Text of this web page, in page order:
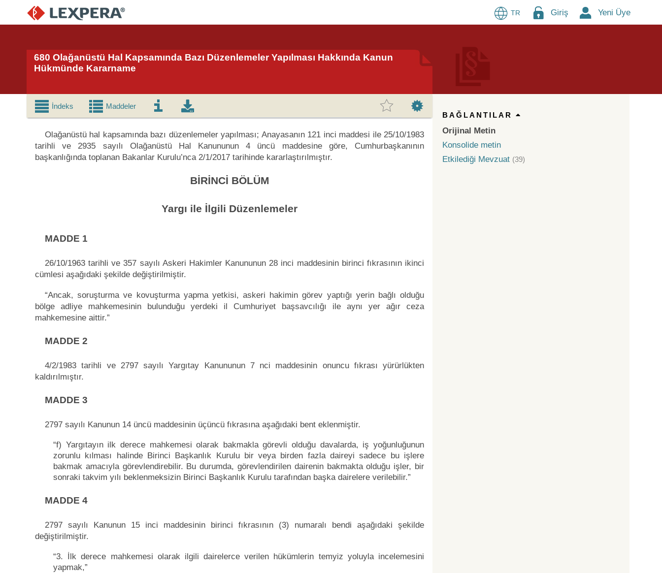
TR Giriş Yeni Üye
680 Olağanüstü Hal Kapsamında Bazı Düzenlemeler Yapılması Hakkında Kanun
Hükmünde Kararname
İndeks Maddeler
Olağanüstü hal kapsamında bazı düzenlemeler yapılması; Anayasanın 121 inci maddesi ile 25/10/1983
tarihli ve 2935 sayılı Olağanüstü Hal Kanununun 4 üncü maddesine göre, Cumhurbaşkanının
başkanlığında toplanan Bakanlar Kurulu’nca 2/1/2017 tarihinde kararlaştırılmıştır.
BİRİNCİ BÖLÜM
Yargı ile İlgili Düzenlemeler
MADDE 1
26/10/1963 tarihli ve 357 sayılı Askeri Hakimler Kanununun 28 inci maddesinin birinci fıkrasının ikinci
cümlesi aşağıdaki şekilde değiştirilmiştir.
“Ancak, soruşturma ve kovuşturma yapma yetkisi, askeri hakimin görev yaptığı yerin bağlı olduğu
bölge adliye mahkemesinin bulunduğu yerdeki il Cumhuriyet başsavcılığı ile aynı yer ağır ceza
mahkemesine aittir.”
MADDE 2
4/2/1983 tarihli ve 2797 sayılı Yargıtay Kanununun 7 nci maddesinin onuncu fıkrası yürürlükten
kaldırılmıştır.
MADDE 3
2797 sayılı Kanunun 14 üncü maddesinin üçüncü fıkrasına aşağıdaki bent eklenmiştir.
“f) Yargıtayın ilk derece mahkemesi olarak bakmakla görevli olduğu davalarda, iş yoğunluğunun
zorunlu kılması halinde Birinci Başkanlık Kurulu bir veya birden fazla daireyi sadece bu işlere
bakmak amacıyla görevlendirebilir. Bu durumda, görevlendirilen dairenin bakmakta olduğu işler, bir
sonraki takvim yılı beklenmeksizin Birinci Başkanlık Kurulu tarafından başka dairelere verilebilir.”
MADDE 4
2797 sayılı Kanunun 15 inci maddesinin birinci fıkrasının (3) numaralı bendi aşağıdaki şekilde
değiştirilmiştir.
“3. İlk derece mahkemesi olarak ilgili dairelerce verilen hükümlerin temyiz yoluyla incelemesini
yapmak,”
BAĞLANTILAR
Orijinal Metin
Konsolide metin
Etkilediği Mevzuat (39)